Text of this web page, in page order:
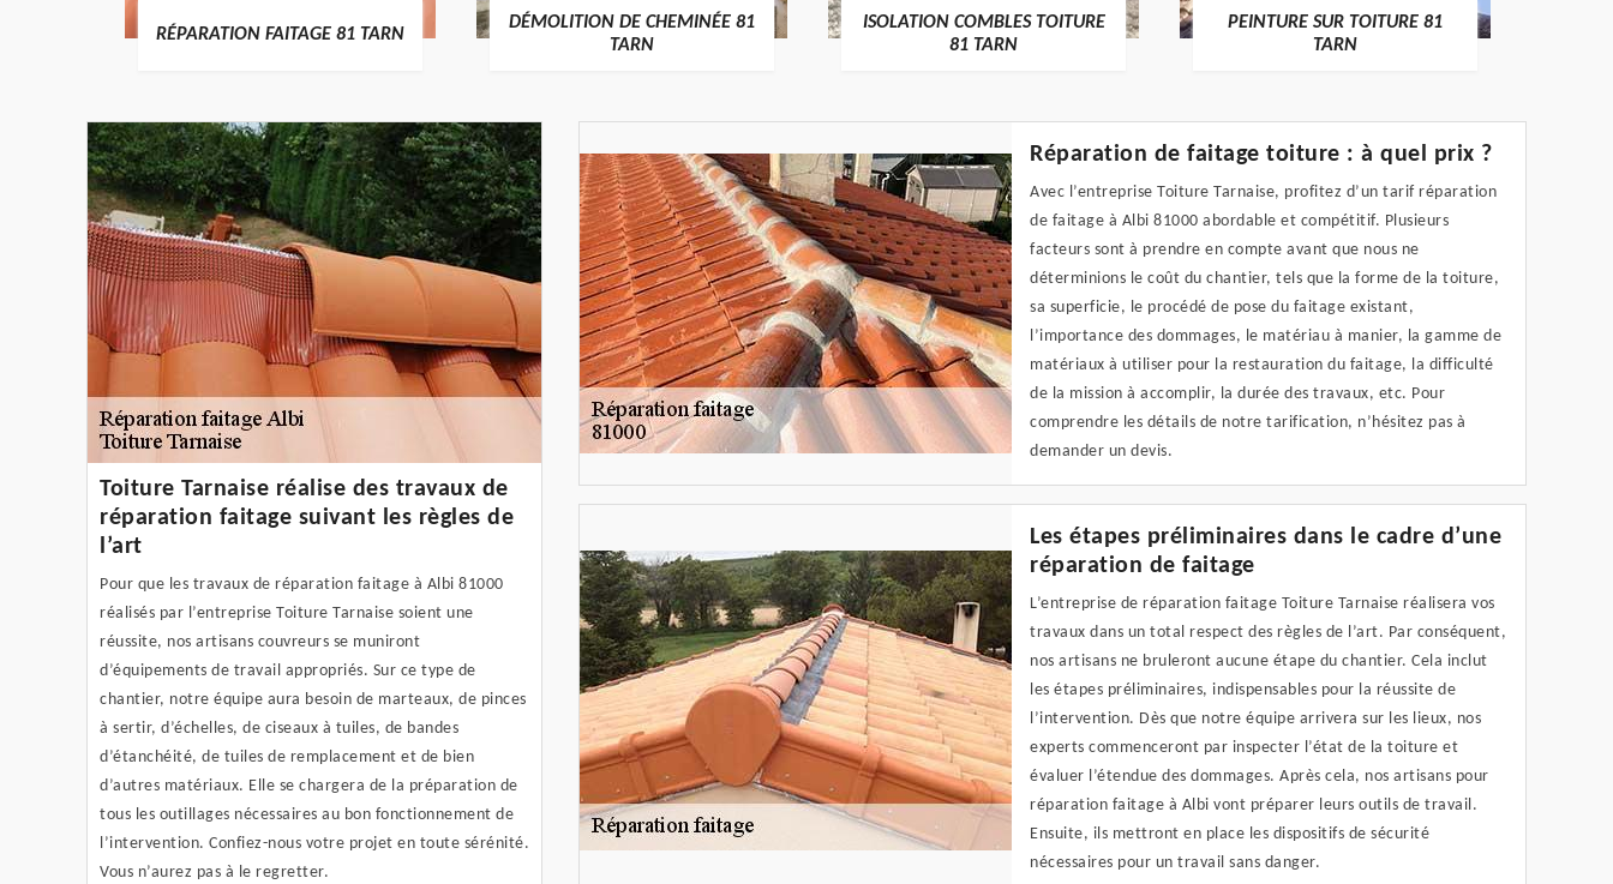
RÉPARATION FAITAGE 81 TARN
DÉMOLITION DE CHEMINÉE 81
TARN
ISOLATION COMBLES TOITURE
81 TARN
PEINTURE SUR TOITURE 81
TARN
Toiture Tarnaise réalise des travaux de
réparation faitage suivant les règles de
l’art
Pour que les travaux de réparation faitage à Albi 81000
réalisés par l’entreprise Toiture Tarnaise soient une
réussite, nos artisans couvreurs se muniront
d’équipements de travail appropriés. Sur ce type de
chantier, notre équipe aura besoin de marteaux, de pinces
à sertir, d’échelles, de ciseaux à tuiles, de bandes
d’étanchéité, de tuiles de remplacement et de bien
d’autres matériaux. Elle se chargera de la préparation de
tous les outillages nécessaires au bon fonctionnement de
l’intervention. Confiez-nous votre projet en toute sérénité.
Vous n’aurez pas à le regretter.
Réparation de faitage toiture : à quel prix ?
Avec l’entreprise Toiture Tarnaise, profitez d’un tarif réparation
de faitage à Albi 81000 abordable et compétitif. Plusieurs
facteurs sont à prendre en compte avant que nous ne
déterminions le coût du chantier, tels que la forme de la toiture,
sa superficie, le procédé de pose du faitage existant,
l’importance des dommages, le matériau à manier, la gamme de
matériaux à utiliser pour la restauration du faitage, la difficulté
de la mission à accomplir, la durée des travaux, etc. Pour
comprendre les détails de notre tarification, n’hésitez pas à
demander un devis.
Les étapes préliminaires dans le cadre d’une
réparation de faitage
L’entreprise de réparation faitage Toiture Tarnaise réalisera vos
travaux dans un total respect des règles de l’art. Par conséquent,
nos artisans ne bruleront aucune étape du chantier. Cela inclut
les étapes préliminaires, indispensables pour la réussite de
l’intervention. Dès que notre équipe arrivera sur les lieux, nos
experts commenceront par inspecter l’état de la toiture et
évaluer l’étendue des dommages. Après cela, nos artisans pour
réparation faitage à Albi vont préparer leurs outils de travail.
Ensuite, ils mettront en place les dispositifs de sécurité
nécessaires pour un travail sans danger.